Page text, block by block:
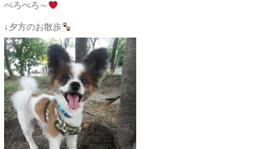
ぺろぺろ～
↓夕方のお散歩